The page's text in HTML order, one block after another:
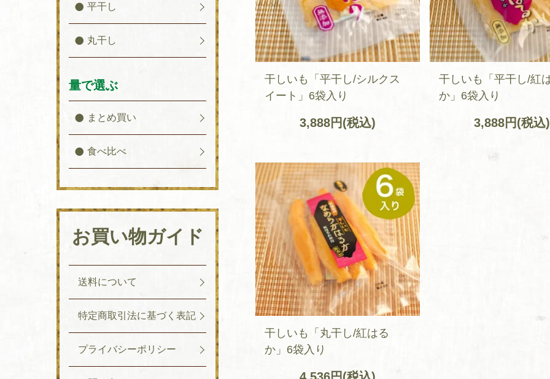
干しいも「平干し/シルクス
イート」6袋入り
3,888円(税込)
干しいも「平干し/紅
か」6袋入り
3,888円(税込)
干しいも「丸干し/紅はる
か」6袋入り
平干し
丸干し
量で選ぶ
まとめ買い
食べ比べ
お買い物ガイド
送料について
特定商取引法に基づく表記
プライバシーポリシー